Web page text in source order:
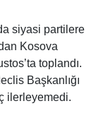
siyasi partilere
Kosova
toplandı.
Başkanlığı
ilerleyemedi.